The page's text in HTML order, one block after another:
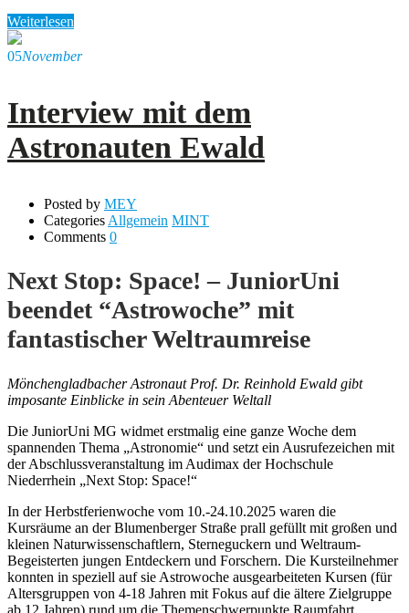
Weiterlesen
05November
Interview mit dem
Astronauten Ewald
Posted by MEY
Categories Allgemein MINT
Comments 0
Next Stop: Space! – JuniorUni
beendet “Astrowoche” mit
fantastischer Weltraumreise
Mönchengladbacher Astronaut Prof. Dr. Reinhold Ewald gibt
imposante Einblicke in sein Abenteuer Weltall
Die JuniorUni MG widmet erstmalig eine ganze Woche dem
spannenden Thema „Astronomie“ und setzt ein Ausrufezeichen mit
der Abschlussveranstaltung im Audimax der Hochschule
Niederrhein „Next Stop: Space!“
In der Herbstferienwoche vom 10.-24.10.2025 waren die
Kursräume an der Blumenberger Straße prall gefüllt mit großen und
kleinen Naturwissenschaftlern, Sterneguckern und Weltraum-
Begeisterten jungen Entdeckern und Forschern. Die Kursteilnehmer
konnten in speziell auf sie Astrowoche ausgearbeiteten Kursen (für
Altersgruppen von 4-18 Jahren mit Fokus auf die ältere Zielgruppe
ab 12 Jahren) rund um die Themenschwerpunkte Raumfahrt,